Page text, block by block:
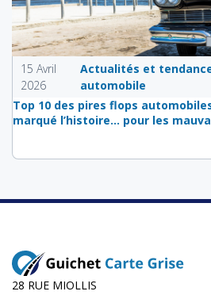
15 Avril
2026
Actualités et
automobile
Top 10 des pires flops
marqué l’histoire… pour les
28 RUE MIOLLIS